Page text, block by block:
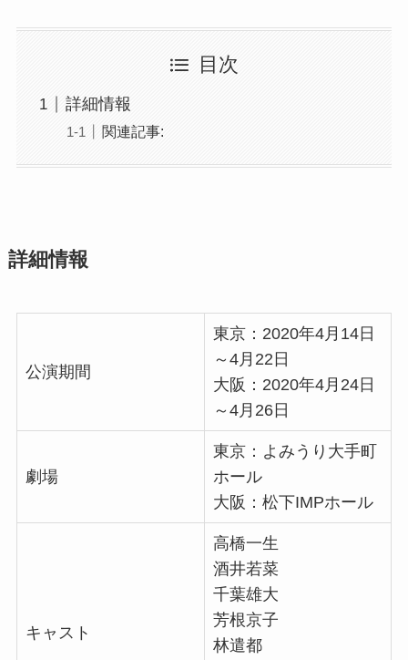
目次
詳細情報
関連記事:
詳細情報
公演期間
東京：2020年4月14日
～4月22日
大阪：2020年4月24日
～4月26日
劇場
東京：よみうり大手町
ホール
大阪：松下IMPホール
キャスト
高橋一生
酒井若菜
千葉雄大
芳根京子
林遣都